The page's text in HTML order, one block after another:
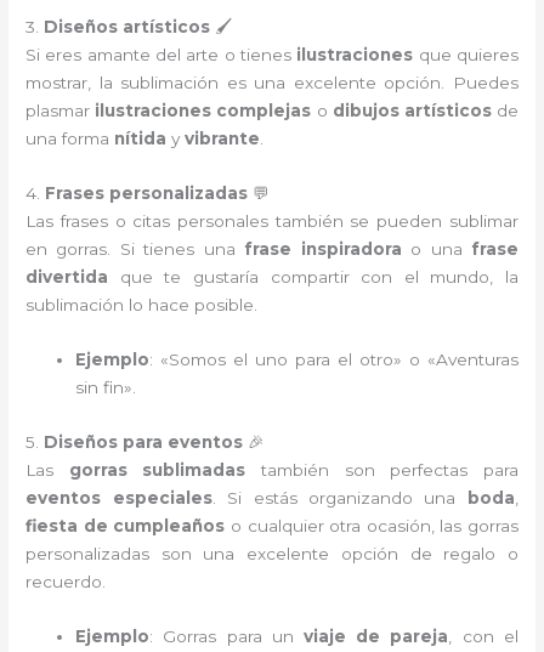
3. Diseños artísticos 🖌️
Si eres amante del arte o tienes ilustraciones que quieres
mostrar, la sublimación es una excelente opción. Puedes
plasmar ilustraciones complejas o dibujos artísticosde
una forma nítida yvibrante.
4. Frases personalizadas 💬
Las frases o citas personales también se pueden sublimar
en gorras. Si tienes una frase inspiradora o una frase
divertida que te gustaría compartir con el mundo, la
sublimación lo hace posible.
Ejemplo: «Somos el uno para el otro» o «Aventuras
sin fin».
5. Diseños para eventos 🎉
Las gorras sublimadas también son perfectas para
eventos especiales. Si estás organizando una boda
fiesta de cumpleaños o cualquier otra ocasión, las gorras
personalizadas son una excelente opción de regalo o
recuerdo.
Ejemplo: Gorras para unviaje de pareja , con el